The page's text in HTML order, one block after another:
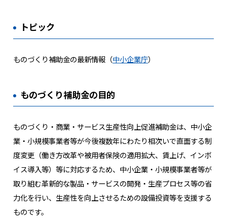
トピック
ものづくり補助金の最新情報（中小企業庁）
ものづくり補助金の目的
ものづくり・商業・サービス生産性向上促進補助金は、中小企
業・小規模事業者等が今後複数年にわたり相次いで直面する制
度変更（働き方改革や被用者保険の適用拡大、賃上げ、インボ
イス導入等）等に対応するため、中小企業・小規模事業者等が
取り組む革新的な製品・サービスの開発・生産プロセス等の省
力化を行い、生産性を向上させるための設備投資等を支援する
ものです。